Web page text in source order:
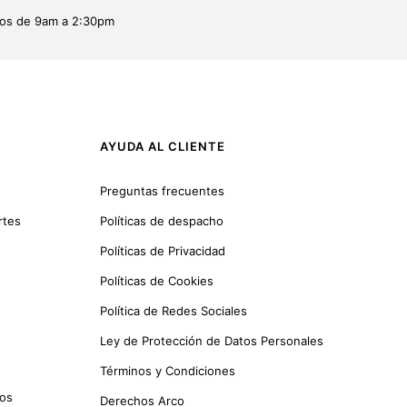
de 9am a 2:30pm
AYUDA AL CLIENTE
Preguntas frecuentes
Políticas de despacho
Políticas de Privacidad
Políticas de Cookies
Política de Redes Sociales
Ley de Protección de Datos Personales
Términos y Condiciones
Derechos Arco